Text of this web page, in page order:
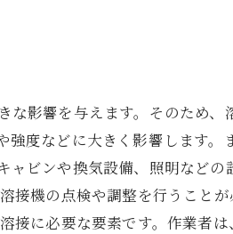
影響を与えます。そのため、
度などに大きく影響します
ビンや換気設備、照明など
接機の点検や調整を行うこと
接に必要な要素です。作業者